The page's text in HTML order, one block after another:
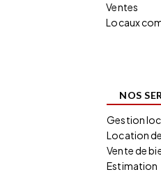
Ventes
Locaux
NOS
Gestion
Location
Vente de
Estimation